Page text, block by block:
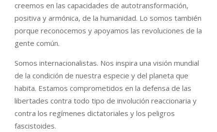
creemos en las capacidades de autotransformación,
positiva y armónica, de la humanidad. Lo somos también
porque reconocemos y apoyamos las revoluciones de la
gente común.
Somos internacionalistas. Nos inspira una visión mundial
de la condición de nuestra especie y del planeta que
habita. Estamos comprometidos en la defensa de las
libertades contra todo tipo de involución reaccionaria y
contra los regímenes dictatoriales y los peligros
fascistoides.